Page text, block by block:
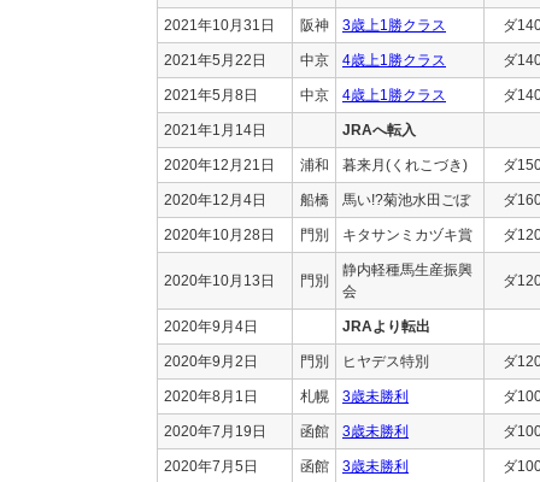
2021年10月31日 阪神 3歳上1勝クラス ダ
2021年5月22日 中京 4歳上1勝クラス ダ
2021年5月8日 中京 4歳上1勝クラス ダ
2021年1月14日 JRAへ転入
2020年12月21日 浦和 暮来月(くれこづき) ダ
2020年12月4日 船橋 馬い!?菊池水田ごぼ ダ
2020年10月28日 門別 キタサンミカヅキ賞 ダ
2020年10月13日 門別
静内軽種馬生産振興
会
ダ
2020年9月4日 JRAより転出
2020年9月2日 門別 ヒヤデス特別 ダ
2020年8月1日 札幌 3歳未勝利 ダ
2020年7月19日 函館 3歳未勝利 ダ
2020年7月5日 函館 3歳未勝利 ダ